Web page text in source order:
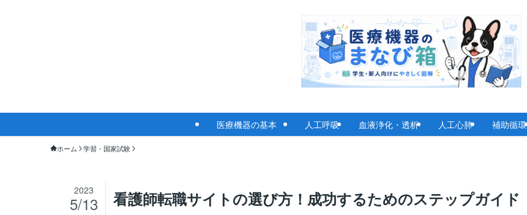
医療機器の基本 人工呼吸 血液浄化・透析 人工心肺 補助循環
ホーム 学習・国家試験
看護師転職サイトの選び方！成功するためのステップガイド
2023
5/13